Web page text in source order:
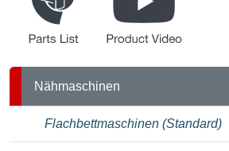
Nähmaschinen
Flachbettmaschinen (Standard)